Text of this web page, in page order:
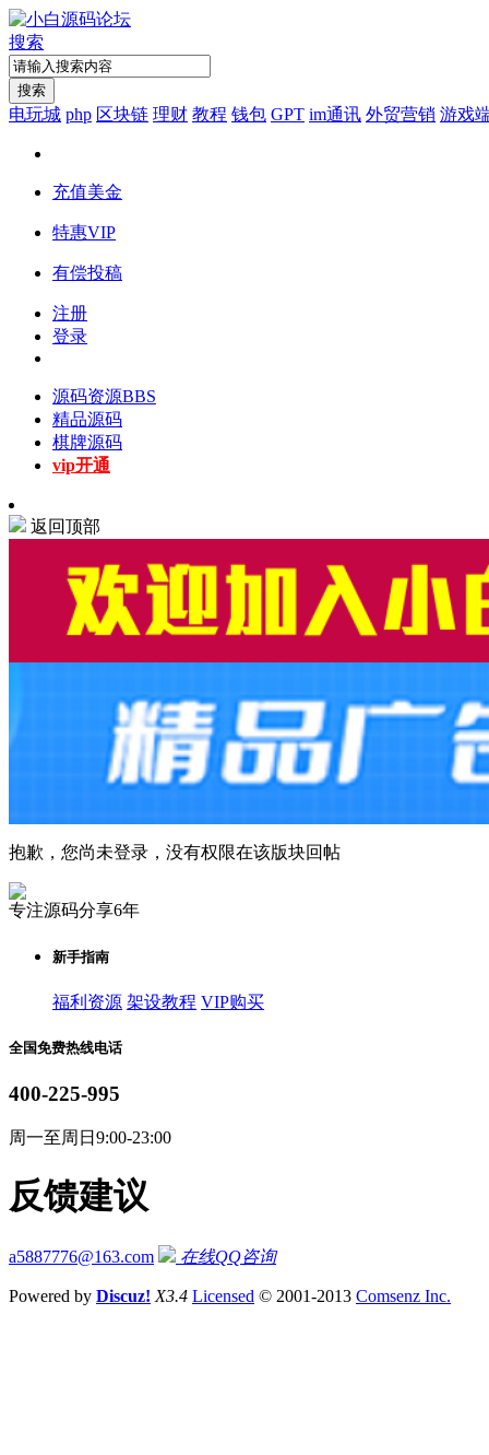
搜索
搜索
电玩城 php 区块链 理财 教程 钱包 GPT im通讯 外贸营销 游戏
充值美金
特惠VIP
有偿投稿
注册
登录
源码资源BBS
精品源码
棋牌源码
vip开通
返回顶部
抱歉，您尚未登录，没有权限在该版块回帖
专注源码分享6年
新手指南
福利资源 架设教程 VIP购买
全国免费热线电话
400-225-995
周一至周日9:00-23:00
反馈建议
a5887776@163.com 在线QQ咨询
Powered by Discuz! X3.4 Licensed © 2001-2013 Comsenz Inc.